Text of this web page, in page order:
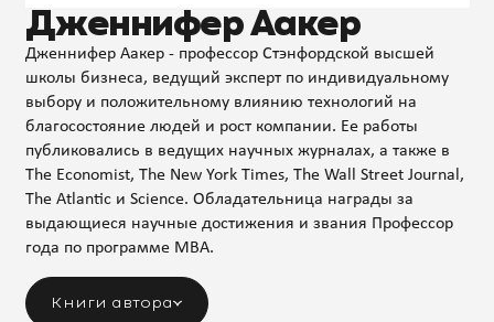
Дженнифер Аакер
Дженнифер Аакер - профессор Стэнфордской высшей
школы бизнеса, ведущий эксперт по индивидуальному
выбору и положительному влиянию технологий на
благосостояние людей и рост компании. Ее работы
публиковались в ведущих научных журналах, а также в
The Economist, The New York Times, The Wall Street Journal,
The Atlantic и Science. Обладательница награды за
выдающиеся научные достижения и звания Профессор
года по программе MBA.
Книги автора